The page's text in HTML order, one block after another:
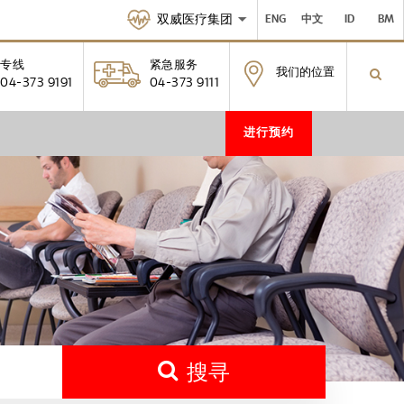
双威医疗集团 ENG 中文 ID BM
专线
04-373 9191
紧急服务
04-373 9111
我们的位置
进行预约
搜寻